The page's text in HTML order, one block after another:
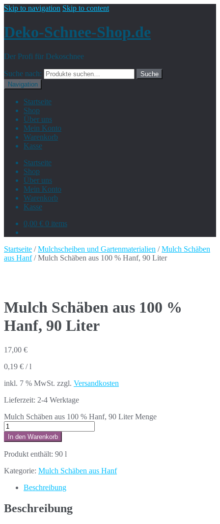
Skip to navigation Skip to content
Deko-Schnee-Shop.de
Der Profi für Dekoschnee
Suche nach:
Suche
Navigation
Startseite
Shop
Über uns
Mein Konto
Warenkorb
Kasse
Startseite
Shop
Über uns
Mein Konto
Warenkorb
Kasse
0,00 € 0 items
Startseite /Mulchscheiben und Gartenmaterialien /Mulch Schäben
aus Hanf/ Mulch Schäben aus 100 % Hanf, 90 Liter
Mulch Schäben aus 100 %
Hanf, 90 Liter
17,00 €
0,19 € /l
inkl. 7 % MwSt. zzgl. Versandkosten
Lieferzeit: 2-4 Werktage
Mulch Schäben aus 100 % Hanf, 90 Liter Menge
In den Warenkorb
Produkt enthält: 90 l
Kategorie: Mulch Schäben aus Hanf
Beschreibung
Beschreibung